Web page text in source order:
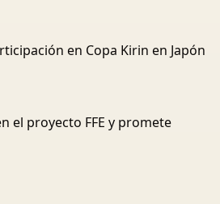
en Copa Kirin en Japón
el proyecto FFE y promete